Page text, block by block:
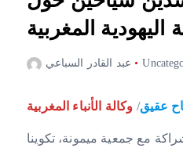
عبد القادر السباعي
عقيق/ وكالة الأنباء المغربية
مع جمعية ميمونة، تكوينا